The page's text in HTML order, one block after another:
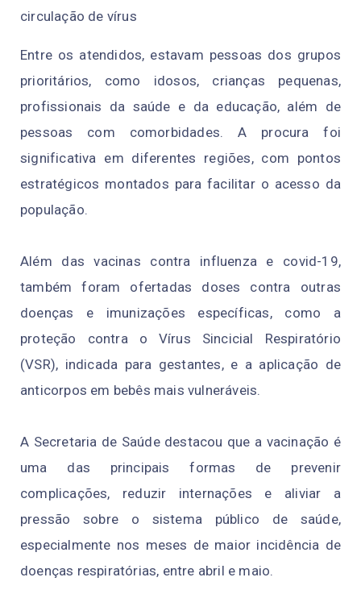
circulação de vírus
Entre os atendidos, estavam pessoas dos grupos
prioritários, como idosos, crianças pequenas,
profissionais da saúde e da educação, além de
pessoas com comorbidades. A procura foi
significativa em diferentes regiões, com pontos
estratégicos montados para facilitar o acesso da
população.
Além das vacinas contra influenza e covid-19,
também foram ofertadas doses contra outras
doenças e imunizações específicas, como a
proteção contra o Vírus Sincicial Respiratório
(VSR), indicada para gestantes, e a aplicação de
anticorpos em bebês mais vulneráveis.
A Secretaria de Saúde destacou que a vacinação é
uma das principais formas de prevenir
complicações, reduzir internações e aliviar a
pressão sobre o sistema público de saúde,
especialmente nos meses de maior incidência de
doenças respiratórias, entre abril e maio.